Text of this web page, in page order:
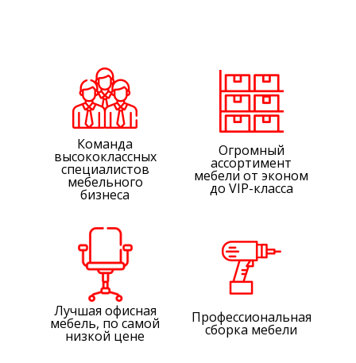
Команда
высококлассных
специалистов
мебельного
бизнеса
Огромный
ассортимент
мебели от эконом
до VIP-класса
Лучшая офисная
мебель, по самой
низкой цене
Профессиональная
сборка мебели